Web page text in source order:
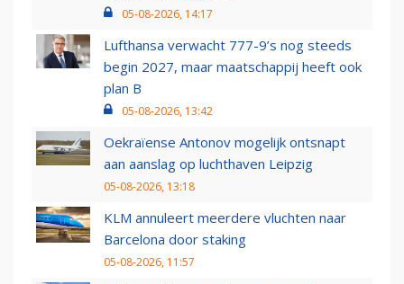
05-08-2026, 14:17
Lufthansa verwacht 777-9’s nog steeds
begin 2027, maar maatschappij heeft ook
plan B
05-08-2026, 13:42
Oekraïense Antonov mogelijk ontsnapt
aan aanslag op luchthaven Leipzig
05-08-2026, 13:18
KLM annuleert meerdere vluchten naar
Barcelona door staking
05-08-2026, 11:57